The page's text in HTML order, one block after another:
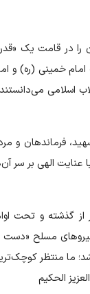
را در قامت یک
خمینی (ره) و
اسلامی
شهید، فرماندهان و
عنایت الهی بر سر
از گذشته و تحت
مسلح «دست
ما منتظر
الحکیم